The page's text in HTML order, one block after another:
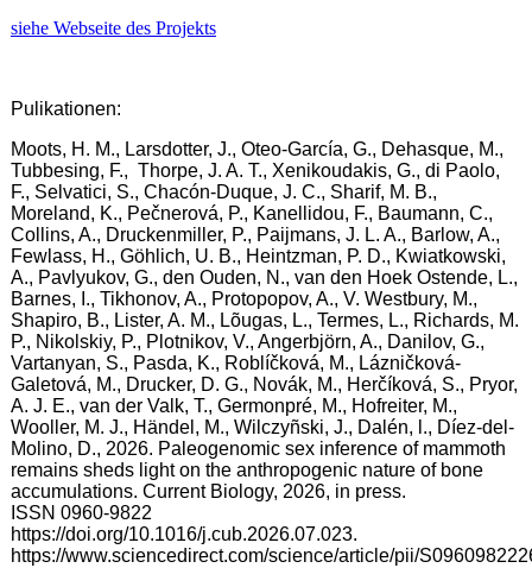
siehe Webseite des Projekts
Pulikationen:
Moots, H. M., Larsdotter, J., Oteo-García, G., Dehasque, M.,
Tubbesing, F., Thorpe, J. A. T., Xenikoudakis, G., di Paolo,
F., Selvatici, S., Chacón-Duque, J. C., Sharif, M. B.,
Moreland, K., Pečnerová, P., Kanellidou, F., Baumann, C.,
Collins, A., Druckenmiller, P., Paijmans, J. L. A., Barlow, A.,
Fewlass, H., Göhlich, U. B., Heintzman, P. D., Kwiatkowski,
A., Pavlyukov, G., den Ouden, N., van den Hoek Ostende, L.,
Barnes, I., Tikhonov, A., Protopopov, A., V. Westbury, M.,
Shapiro, B., Lister, A. M., Lõugas, L., Termes, L., Richards, M.
P., Nikolskiy, P., Plotnikov, V., Angerbjörn, A., Danilov, G.,
Vartanyan, S., Pasda, K., Roblíčková, M., Lázničková-
Galetová, M., Drucker, D. G., Novák, M., Herčíková, S., Pryor,
A. J. E., van der Valk, T., Germonpré, M., Hofreiter, M.,
Wooller, M. J., Händel, M., Wilczyñski, J., Dalén, l., Díez-del-
Molino, D., 2026. Paleogenomic sex inference of mammoth
remains sheds light on the anthropogenic nature of bone
accumulations. Current Biology, 2026, in press.
ISSN 0960-9822
https://doi.org/10.1016/j.cub.2026.07.023.
https://www.sciencedirect.com/science/article/pii/